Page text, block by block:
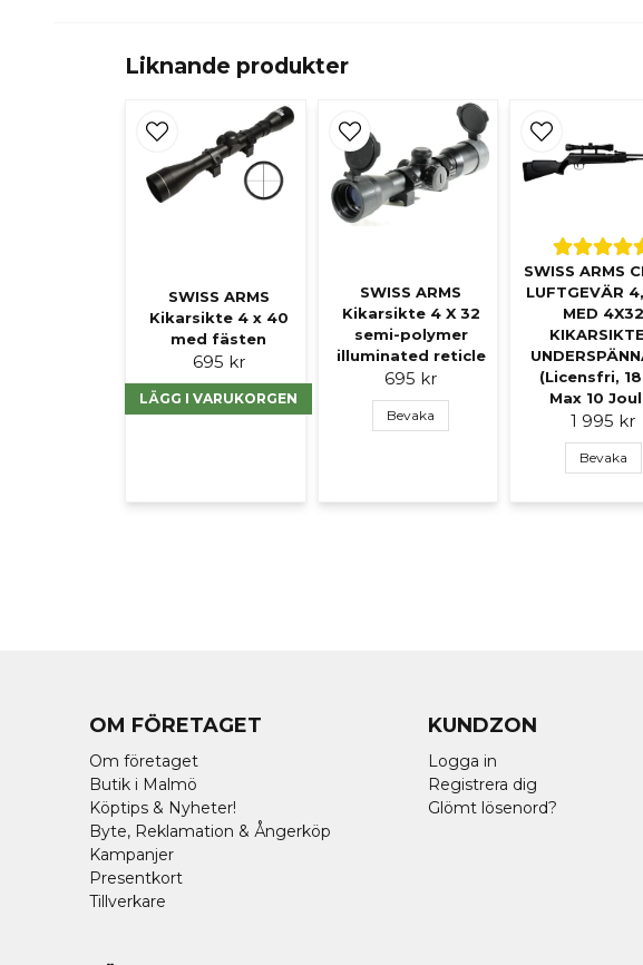
Liknande produkter
SWISS ARMS
Kikarsikte 4 x 40
med fästen
695 kr
LÄGG I VARUKORGEN
SWISS ARMS
Kikarsikte 4 X 32
semi-polymer
illuminated reticle
695 kr
Bevaka
SWISS ARMS
LUFTGEVÄR
MED 4X32
(Licensfri,
Max 10
1 995 kr
Bevaka
OM FÖRETAGET
Om företaget
Butik i Malmö
Köptips & Nyheter!
Byte, Reklamation & Ångerköp
Kampanjer
Presentkort
Tillverkare
KUNDZON
Logga in
Registrera dig
Glömt lösenord?